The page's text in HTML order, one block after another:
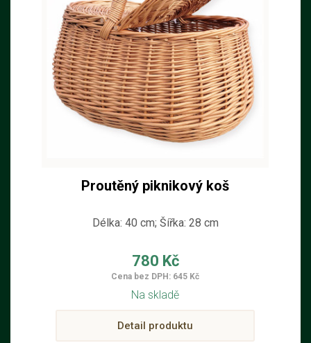
Proutěný piknikový koš
Délka: 40 cm; Šířka: 28 cm
780 Kč
Cena bez DPH: 645 Kč
Na skladě
Detail produktu